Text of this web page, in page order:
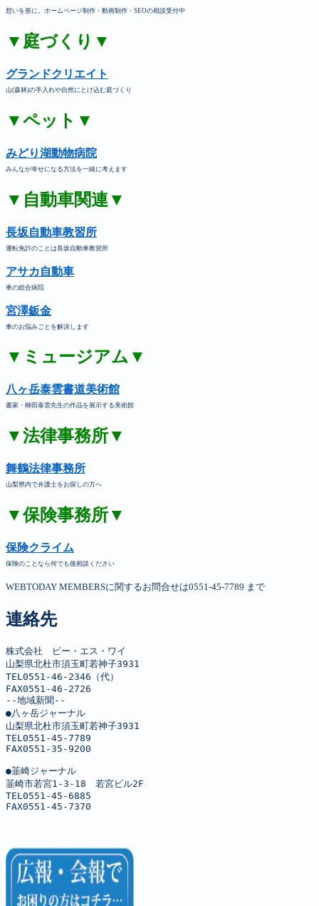
想いを形に。ホームページ制作・動画制作・SEOの相談受付中
▼庭づくり▼
グランドクリエイト
山(森林)の手入れや自然にとけ込む庭づくり
▼ペット▼
みどり湖動物病院
みんなが幸せになる方法を一緒に考えます
▼自動車関連▼
長坂自動車教習所
運転免許のことは長坂自動車教習所
アサカ自動車
車の総合病院
宮澤鈑金
車のお悩みごとを解決します
▼ミュージアム▼
八ヶ岳泰雲書道美術館
書家・柳田泰雲先生の作品を展示する美術館
▼法律事務所▼
舞鶴法律事務所
山梨県内で弁護士をお探しの方へ
▼保険事務所▼
保険クライム
保険のことなら何でも後相談ください
WEBTODAY MEMBERSに関するお問合せは0551-45-7789 まで
連絡先
株式会社　ピー・エス・ワイ
山梨県北杜市須玉町若神子3931
TEL0551-46-2346（代）
FAX0551-46-2726
--地域新聞--
●八ヶ岳ジャーナル
山梨県北杜市須玉町若神子3931
TEL0551-45-7789
FAX0551-35-9200
●韮崎ジャーナル
韮崎市若宮1-3-18　若宮ビル2F
TEL0551-45-6885
FAX0551-45-7370